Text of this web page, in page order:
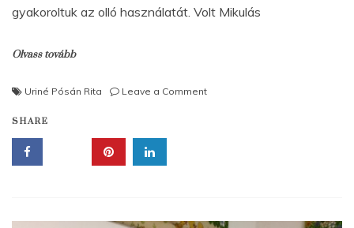
gyakoroltuk az olló használatát. Volt Mikulás
Olvass tovább
Uriné Pósán Rita Leave a Commenton
SHARE